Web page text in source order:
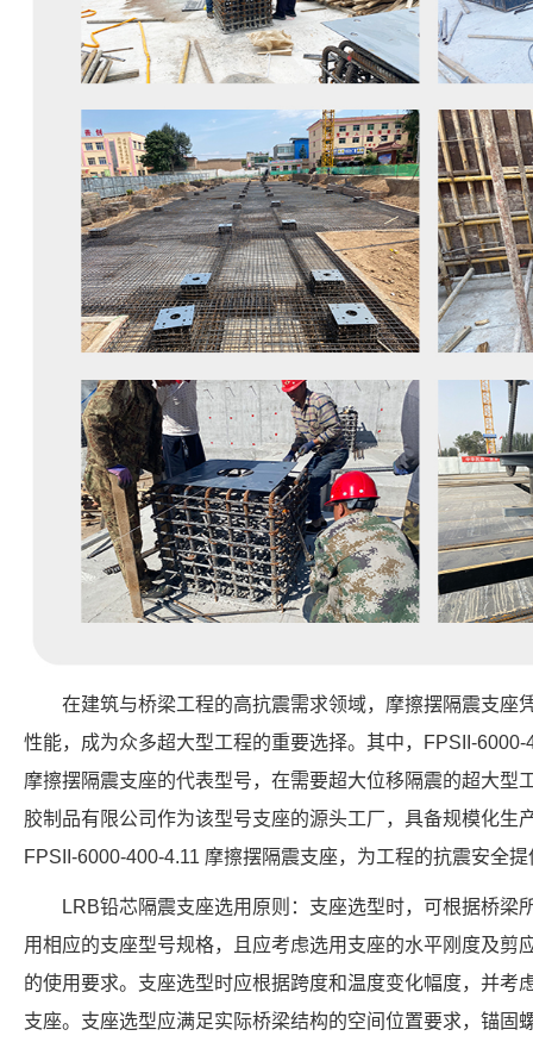
在建筑与桥梁工程的高抗震需求领域，摩擦摆隔震支座
性能，成为众多超大型工程的重要选择。其中，FPSII-
摩擦摆隔震支座的代表型号，在需要超大位移隔震的超大型
胶制品有限公司作为该型号支座的源头工厂，具备规模化生
FPSII-6000-400-4.11 摩擦摆隔震支座，为工程的抗震安全
LRB铅芯隔震支座选用原则：支座选型时，可根据桥梁
用相应的支座型号规格，且应考虑选用支座的水平刚度及剪
的使用要求。支座选型时应根据跨度和温度变化幅度，并考
支座。支座选型应满足实际桥梁结构的空间位置要求，锚固